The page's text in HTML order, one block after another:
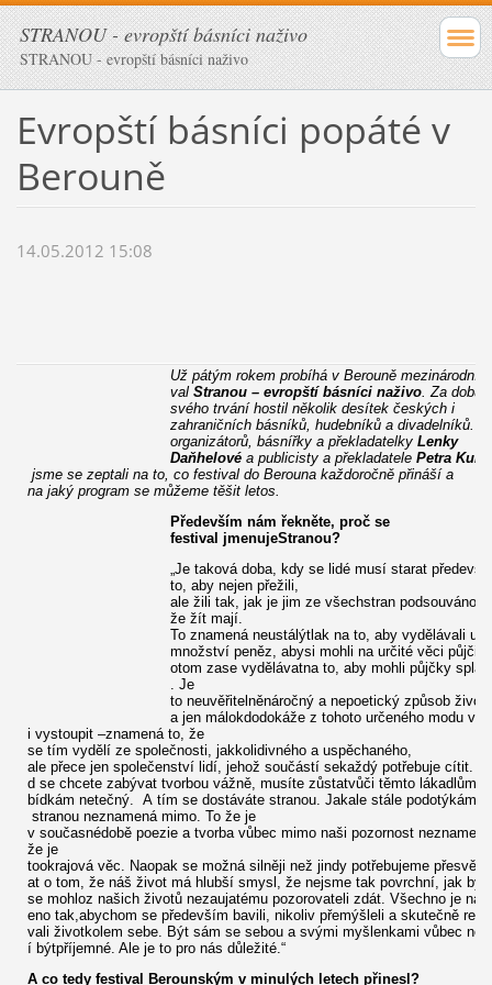
STRANOU - evropští básníci naživo
STRANOU - evropští básníci naživo
Evropští básníci popáté v
Berouně
14.05.2012 15:08
Už pátým rokem probíhá v Berouně
val Stranou – evropští básníci naživo. Za dobu
svého trvání hostil několik desítek českých i
zahraničních básníků, hudebníků a divadelníků.
organizátorů, básnířky a překladatelky Lenky
Daňhelové a publicisty a překladatele Petra
jsme se zeptali na to, co festival do Berouna každoročně přináší a
na jaký program se můžeme těšit letos.
Především nám řekněte, proč se
festival jmenujeStranou?
„Je taková doba, kdy se lidé musí starat
to, aby nejen přežili,
ale žili tak, jak je jim ze všechstran podsouváno,
že žít mají.
To znamená neustálýtlak na to, aby vydělávali
množství peněz, abysi mohli na určité věci půjčit
otom zase vydělávatna to, aby mohli půjčky
. Je
to neuvěřitelněnáročný a nepoetický způsob
a jen málokdodokáže z tohoto určeného modu
i vystoupit –znamená to, že
se tím vydělí ze společnosti, jakkolidivného a uspěchaného,
ale přece jen společenství lidí, jehož součástí sekaždý potřebuje cítit.
d se chcete zabývat tvorbou vážně, musíte zůstatvůči těmto lákadlům a
bídkám netečný. A tím se dostáváte stranou. Jakale stále podotýkáme
stranou neznamená mimo. To že je
v současnédobě poezie a tvorba vůbec mimo naši pozornost
že je
tookrajová věc. Naopak se možná silněji než jindy potřebujeme
at o tom, že náš život má hlubší smysl, že nejsme tak povrchní, jak by
se mohloz našich životů nezaujatému pozorovateli zdát. Všechno je
eno tak,abychom se především bavili, nikoliv přemýšleli a skutečně
vali životkolem sebe. Být sám se sebou a svými myšlenkami vůbec
í býtpříjemné. Ale je to pro nás důležité.“
A co tedy festival Berounským v minulých letech přinesl?